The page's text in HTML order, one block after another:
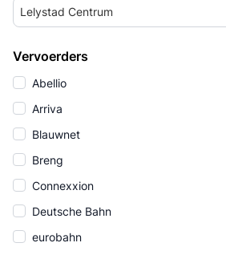
Lelystad Centrum
Vervoerders
Abellio
Arriva
Blauwnet
Breng
Connexxion
Deutsche Bahn
eurobahn